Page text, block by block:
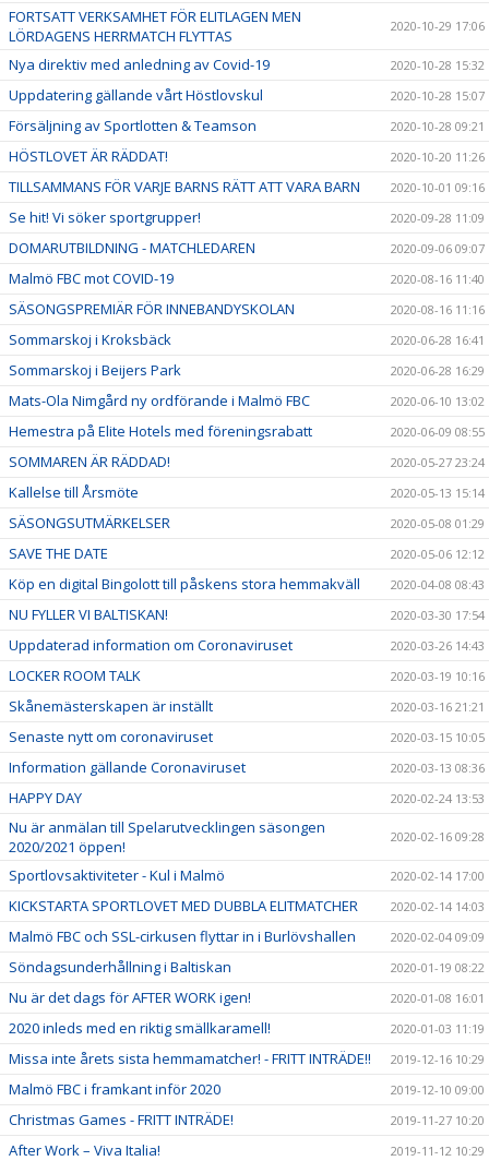
FORTSATT VERKSAMHET FÖR ELITLAGEN MEN
LÖRDAGENS HERRMATCH FLYTTAS
2020-10-29 17:06
Nya direktiv med anledning av Covid-19 2020-10-28 15:32
Uppdatering gällande vårt Höstlovskul 2020-10-28 15:07
Försäljning av Sportlotten & Teamson 2020-10-28 09:21
HÖSTLOVET ÄR RÄDDAT! 2020-10-20 11:26
TILLSAMMANS FÖR VARJE BARNS RÄTT ATT VARA BARN 2020-10-01 09:16
Se hit! Vi söker sportgrupper! 2020-09-28 11:09
DOMARUTBILDNING - MATCHLEDAREN 2020-09-06 09:07
Malmö FBC mot COVID-19 2020-08-16 11:40
SÄSONGSPREMIÄR FÖR INNEBANDYSKOLAN 2020-08-16 11:16
Sommarskoj i Kroksbäck 2020-06-28 16:41
Sommarskoj i Beijers Park 2020-06-28 16:29
Mats-Ola Nimgård ny ordförande i Malmö FBC 2020-06-10 13:02
Hemestra på Elite Hotels med föreningsrabatt 2020-06-09 08:55
SOMMAREN ÄR RÄDDAD! 2020-05-27 23:24
Kallelse till Årsmöte 2020-05-13 15:14
SÄSONGSUTMÄRKELSER 2020-05-08 01:29
SAVE THE DATE 2020-05-06 12:12
Köp en digital Bingolott till påskens stora hemmakväll 2020-04-08 08:43
NU FYLLER VI BALTISKAN! 2020-03-30 17:54
Uppdaterad information om Coronaviruset 2020-03-26 14:43
LOCKER ROOM TALK 2020-03-19 10:16
Skånemästerskapen är inställt 2020-03-16 21:21
Senaste nytt om coronaviruset 2020-03-15 10:05
Information gällande Coronaviruset 2020-03-13 08:36
HAPPY DAY 2020-02-24 13:53
Nu är anmälan till Spelarutvecklingen säsongen
2020/2021 öppen!
2020-02-16 09:28
Sportlovsaktiviteter - Kul i Malmö 2020-02-14 17:00
KICKSTARTA SPORTLOVET MED DUBBLA ELITMATCHER 2020-02-14 14:03
Malmö FBC och SSL-cirkusen flyttar in i Burlövshallen 2020-02-04 09:09
Söndagsunderhållning i Baltiskan 2020-01-19 08:22
Nu är det dags för AFTER WORK igen! 2020-01-08 16:01
2020 inleds med en riktig smällkaramell! 2020-01-03 11:19
Missa inte årets sista hemmamatcher! - FRITT INTRÄDE!! 2019-12-16 10:29
Malmö FBC i framkant inför 2020 2019-12-10 09:00
Christmas Games - FRITT INTRÄDE! 2019-11-27 10:20
After Work – Viva Italia! 2019-11-12 10:29